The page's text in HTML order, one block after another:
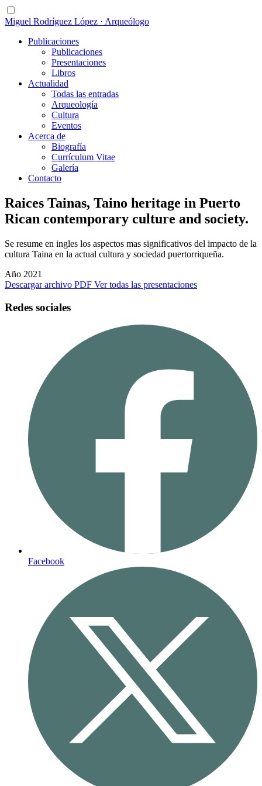
Miguel Rodríguez López · Arqueólogo
Publicaciones
Publicaciones
Presentaciones
Libros
Actualidad
Todas las entradas
Arqueología
Cultura
Eventos
Acerca de
Biografía
Currículum Vitae
Galería
Contacto
Raices Tainas, Taino heritage in Puerto
Rican contemporary culture and society.
Se resume en ingles los aspectos mas significativos del impacto de la
cultura Taina en la actual cultura y sociedad puertorriqueña.
Año 2021
Descargar archivo PDF Ver todas las presentaciones
Redes sociales
Facebook